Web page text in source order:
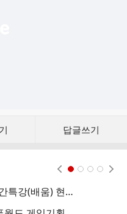
답글쓰기
[강남 취•창업허브센터] 10월 월간특강(배움) 현직자가 알려주는 서비스 기획 직무 참여자 모집 (~10/10)